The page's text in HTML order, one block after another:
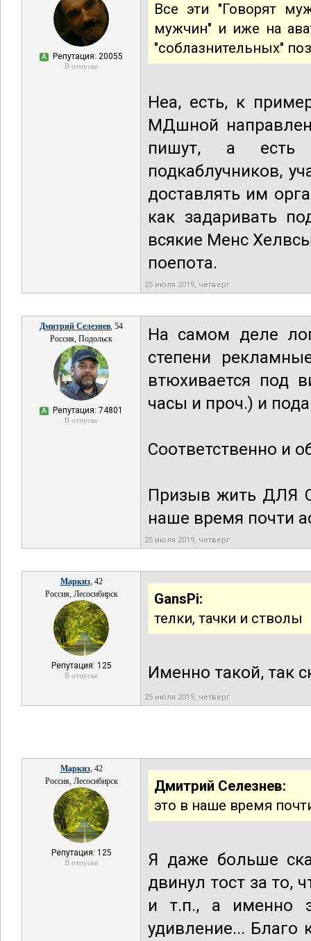
А Репутация: 20055
В отпуске
Все эти "Говорят
мужчин" и иже на
"соблазнительных"
Неа, есть, к
МДшной
пишут, а есть
подкаблучников,
доставлять им
как задаривать
всякие Менс
поепота.
25 июля 2019, четверг
Дмитрий Селезнев, 54
Россия, Подольск
А Репутация: 74801
В отпуске
На самом деле
степени
втюхивается под
часы и проч.) и
Соответственно и
Призыв жить ДЛЯ
наше время почти
25 июля 2019, четверг
Маркиз, 42
Россия, Лесосибирск
Репутация: 125
В отпуске
GansPi:
телки, тачки и стволы
Именно такой, так
25 июля 2019, четверг
Маркиз, 42
Россия, Лесосибирск
Репутация: 125
В отпуске
Дмитрий Селезнев:
это в наше время
Я даже больше
двинул тост за то,
и т.п., а именно
удивление...